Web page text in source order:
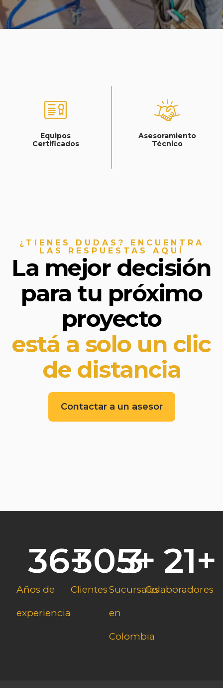
Equipos
Certificados
Asesoramiento
Técnico
La mejor decisión
para tu próximo
proyecto
está a solo un clic
de distancia
Contactar a un asesor
¿TIENES DUDAS? ENCUENTRA
LAS RESPUESTAS AQUÍ
Años de
experiencia
36+
Clientes
305+
Sucursales
en
Colombia
3
Colaboradores
21+